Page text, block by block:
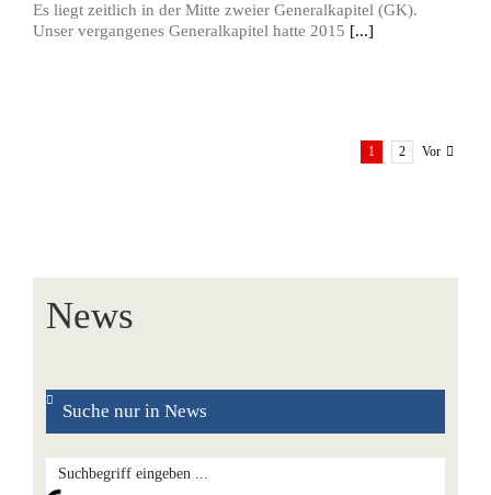
Es liegt zeitlich in der Mitte zweier Generalkapitel (GK).
Unser vergangenes Generalkapitel hatte 2015 [...]
1 2 Vor
News
Suche nur in News